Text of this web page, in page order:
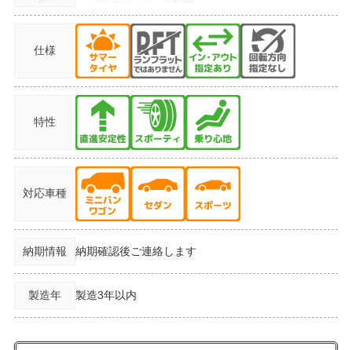
仕様
特性
対応車種
納期情報 納期確認後ご連絡します
製造年 製造3年以内